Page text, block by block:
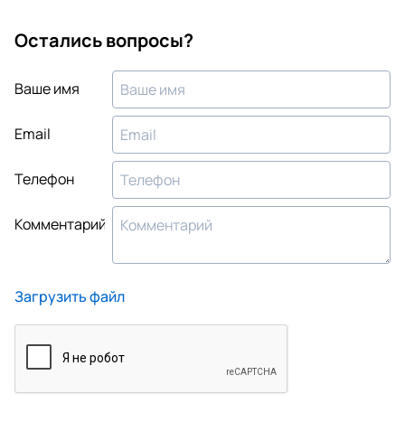
Остались вопросы?
Ваше имя
Email
Телефон
Комментарий
Загрузить файл